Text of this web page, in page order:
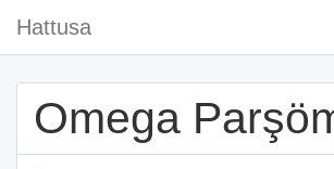
Hattusa
Omega